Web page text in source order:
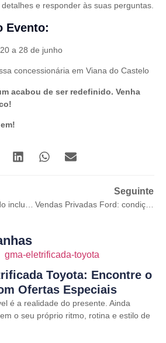
e responder às suas perguntas.
Evento:
a 28 de junho
concessionária em Viana do Castelo
acabou de ser redefinido. Venha
BOX ALL IN DAYS: Tudo incluído de série a partir de 23.500€ IVA INCLUIDO
Seguinte
Vendas Privadas Ford: condições exclusivas até 28 de junho
Toyota: Encontre o
Ofertas Especiais
é a realidade do presente. Ainda
o seu próprio ritmo, rotina e estilo de